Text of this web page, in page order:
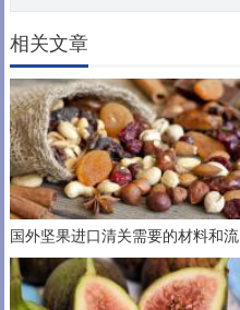
相关文章
国外坚果进口清关需要的材料和流
程手续